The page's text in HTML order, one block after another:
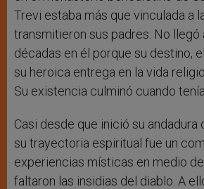
Trevi estaba más que vinculada a
transmitieron sus padres. No llegó
décadas en él porque su destino,
su heroica entrega en la vida
Su existencia culminó cuando
Casi desde que inició su andadura
su trayectoria espiritual fue un
experiencias místicas en medio
faltaron las insidias del diablo. A